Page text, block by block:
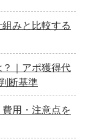
みと比較する
｜アポ獲得代
断基準
用・注意点を